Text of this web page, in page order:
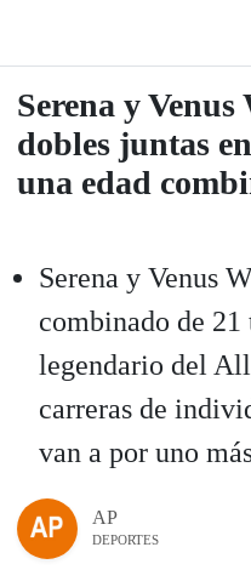
Serena y
dobles juntas
una edad
Serena y Venus
combinado de
legendario del
carreras de
van a por uno
AP
DEPORTES